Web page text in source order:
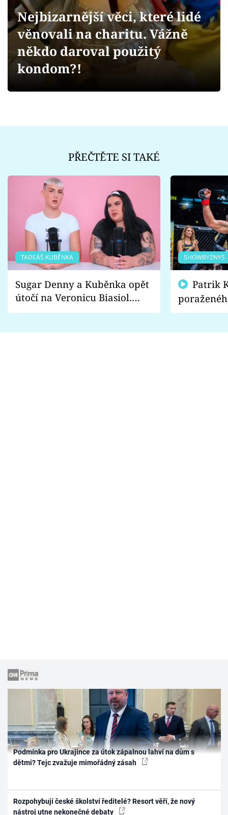
Videa
Sledujte prima+
Nejbizarnější věci, které lidé
věnovali na charitu. Vážně
někdo daroval použitý
kondom?!
PŘEČTĚTE SI TAKÉ
TADEÁŠ KUBĚNKA
Sugar Denny a Kuběnka opět
útočí na Veronicu Biasiol.
Proč je podle nich falešná a
SHOWBYZNYS
fanoušci
Podmínka pro Ukrajince za útok zápalnou lahví na dům s
dětmi? Tejc zvažuje mimořádný zásah
Rozpohybují české školství ředitelé? Resort věří, že nový
nástroj utne nekonečné debaty